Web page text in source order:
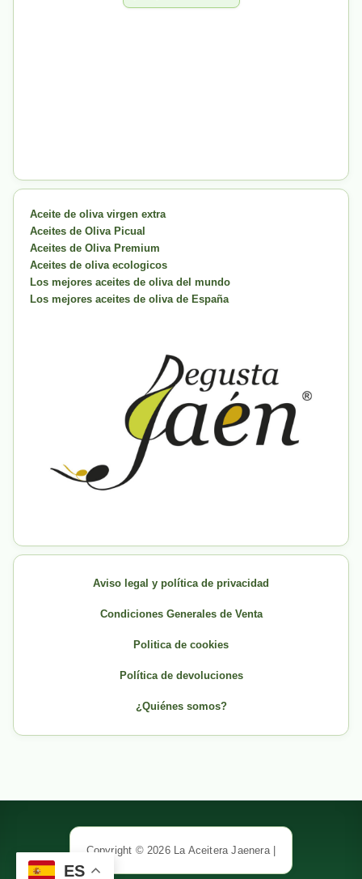
Aceite de oliva virgen extra
Aceites de Oliva Picual
Aceites de Oliva Premium
Aceites de oliva ecologicos
Los mejores aceites de oliva del mundo
Los mejores aceites de oliva de España
Aviso legal y política de privacidad
Condiciones Generales de Venta
Politica de cookies
Política de devoluciones
¿Quiénes somos?
Copyright © 2026 La Aceitera Jaenera |
ES